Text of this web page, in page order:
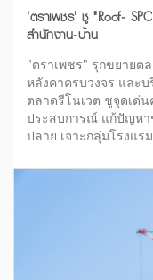
'ตราเพชร' ชู "Roof-
สำนักงาน-บ้าน
"ตราเพชร" รุกขยายตล
หลังคาครบวงจร และ
ตลาดรีโนเวต ชูจุดเด่
ประสบการณ์ แก้ปัญหา
ปลาย เจาะกลุ่มโรงแ